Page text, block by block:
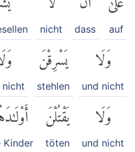
auf
dass
nicht
وَلَا
und nicht
يَسْرِقْنَ
stehlen
nicht
وَلَا
und nicht
يَقْتُلْنَ
töten
Kinder